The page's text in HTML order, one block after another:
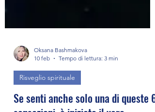
Oksana Bashmakova
10 feb
Risveglio spirituale